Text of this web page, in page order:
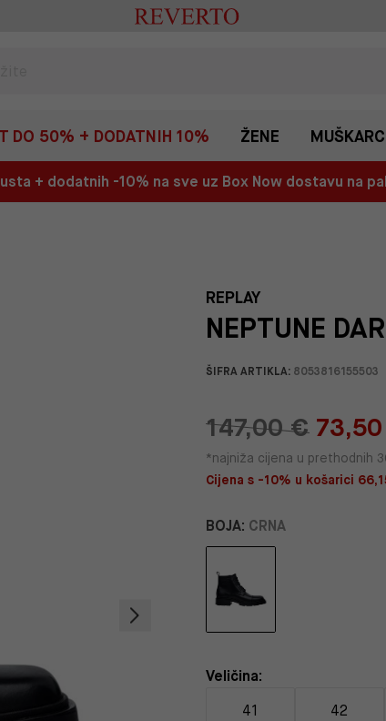
DO 50% + DODATNIH 10% ŽENE
+ dodatnih -10% na sve uz Box Now dostavu na
REPLAY
NEPTUNE
ŠIFRA ARTIKLA:8053816155503
147,00 €
*najniža cijena u prethodnih
Cijena s -10% u košarici
BOJA: CRNA
Veličina:
41 42